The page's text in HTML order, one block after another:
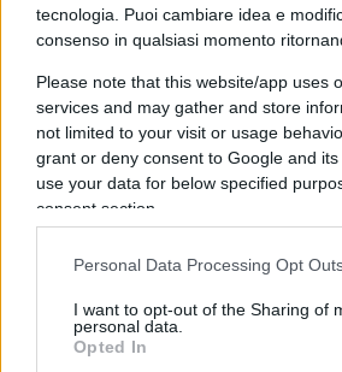
tecnologia. Puoi cambiare idea e
consenso in qualsiasi momento
Please note that this website/app uses
services and may gather and store
not limited to your visit or usage
grant or deny consent to Google and
use your data for below specified
consent section.
Personal Data Processing Opt
I want to opt-out of the Sharing of
personal data.
Opted In
09:00 Risposte ai commenti
10:20 Il grillinoPatuanellisul
pro Mediaset.
11:35 Per ilGiornale Berlusconi
Guzzanti dice che il leader della
‘94 con la quale vinse